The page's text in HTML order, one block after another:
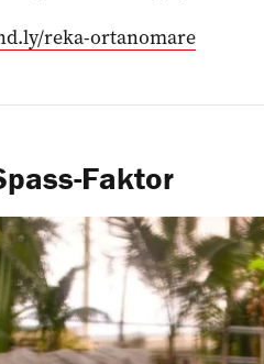
reka-ortanomare
Faktor